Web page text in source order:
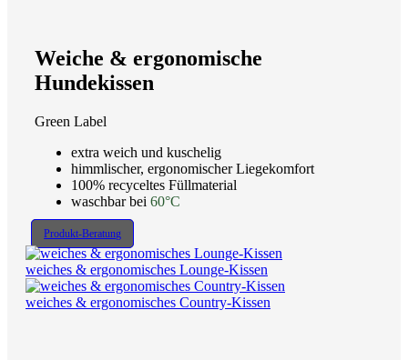
Weiche & ergonomische
Hundekissen
Green Label
extra weich und kuschelig
himmlischer, ergonomischer Liegekomfort
100% recyceltes Füllmaterial
waschbar bei 60°C
Produkt-Beratung
weiches & ergonomisches Lounge-Kissen
weiches & ergonomisches Country-Kissen